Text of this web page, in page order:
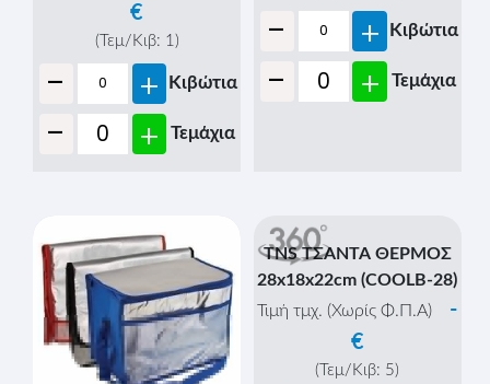
€
(Τεμ/Κιβ: 1 )
- + Κιβώτια
- + Τεμάχια
- + Κιβώτια
- + Τεμάχια
TNS ΤΣΑΝΤΑ ΘΕΡΜΟΣ
28x18x22cm (COOLB-28)
Τιμή τμχ. (Χωρίς Φ.Π.Α)
-
€
(Τεμ/Κιβ: 5)